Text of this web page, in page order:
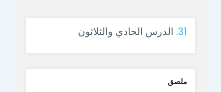
31. الدرس الحادي والثلاثون
ملصق